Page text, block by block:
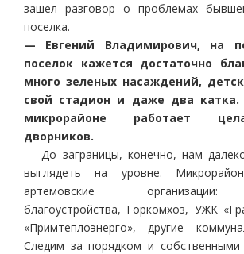
зашел разговор о проблемах
поселка.
— Евгений Владимирович, на
поселок кажется достаточно
много зеленых насаждений,
свой стадион и даже два
микрорайоне работает
дворников.
— До заграницы, конечно, нам
выглядеть на уровне.
артемовские организации:
благоустройства, Горкомхоз, УЖК
«Примтеплоэнерго», другие
Следим за порядком и